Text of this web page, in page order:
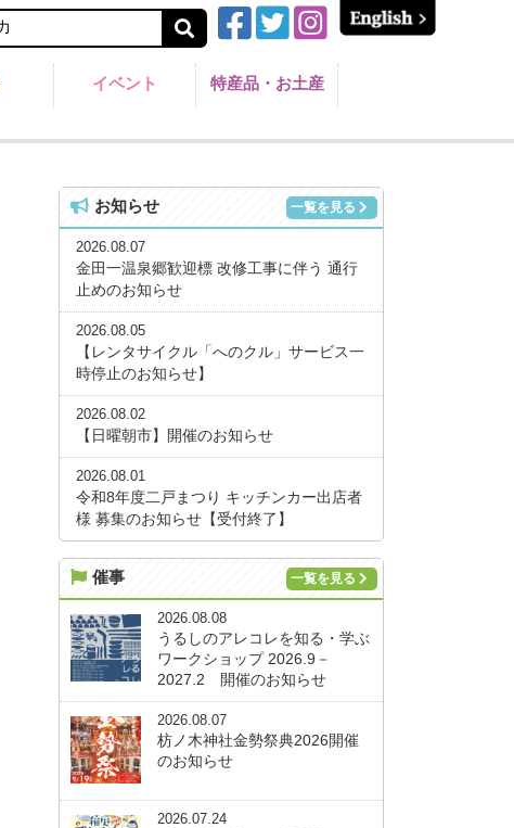
イベント 特産品・お土産
お知らせ 一覧を見る
2026.08.07
金田一温泉郷歓迎標 改修工事に伴う 通行
止めのお知らせ
2026.08.05
【レンタサイクル「へのクル」サービス一
時停止のお知らせ】
2026.08.02
【日曜朝市】開催のお知らせ
2026.08.01
令和8年度二戸まつり キッチンカー出店者
様 募集のお知らせ【受付終了】
催事 一覧を見る
2026.08.08
うるしのアレコレを知る・学ぶ
ワークショップ 2026.9－
2027.2 開催のお知らせ
2026.08.07
枋ノ木神社金勢祭典2026開催
のお知らせ
2026.07.24